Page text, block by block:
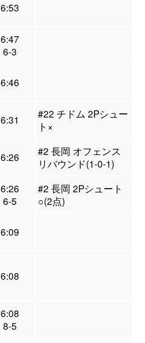
6:53
6:47
6-3
6:46
6:31
#22 チドム 2Pシュー
ト×
6:26
#2 長岡 オフェンス
リバウンド(1-0-1)
6:26
6-5
#2 長岡 2Pシュート
○(2点)
6:09
6:08
6:08
8-5